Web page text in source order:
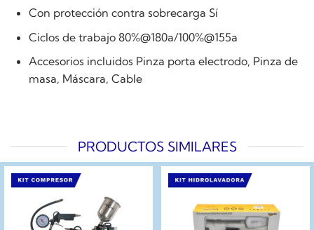
Con protección contra sobrecarga Sí
Ciclos de trabajo 80%@180a/100%@155a
Accesorios incluidos Pinza porta electrodo, Pinza de
masa, Máscara, Cable
PRODUCTOS SIMILARES